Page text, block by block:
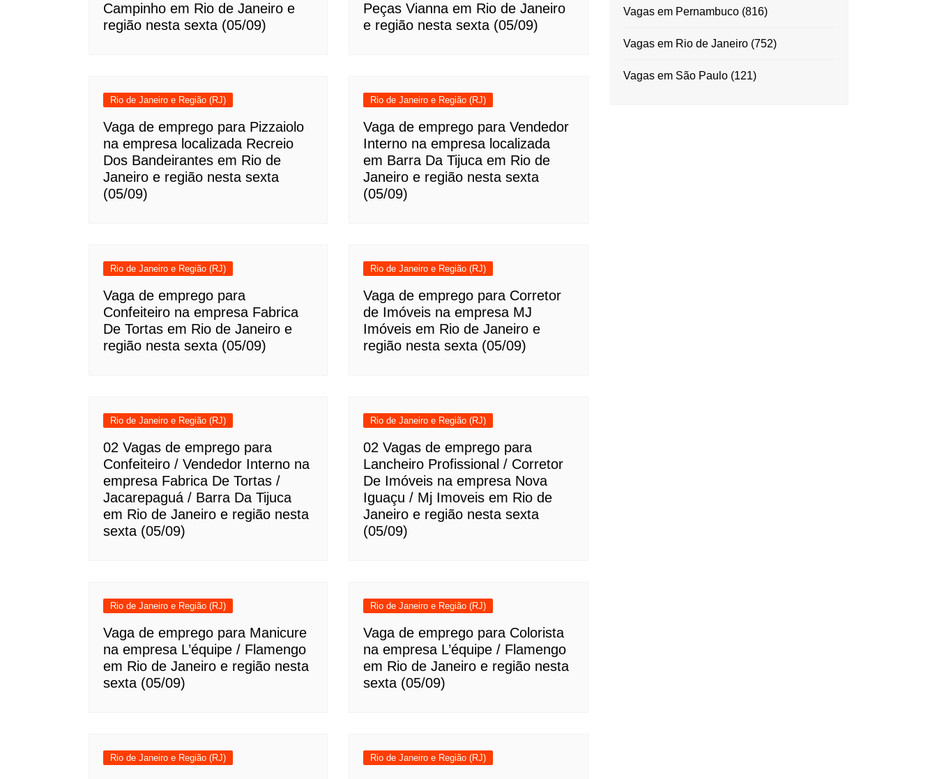
Campinho em Rio de Janeiro e
região nesta sexta (05/09)
Peças Vianna em Rio de Janeiro
e região nesta sexta (05/09)
Rio de Janeiro e Região (RJ)
Vaga de emprego para Pizzaiolo
na empresa localizada Recreio
Dos Bandeirantes em Rio de
Janeiro e região nesta sexta
(05/09)
Rio de Janeiro e Região (RJ)
Vaga de emprego para Vendedor
Interno na empresa localizada
em Barra Da Tijuca em Rio de
Janeiro e região nesta sexta
(05/09)
Rio de Janeiro e Região (RJ)
Vaga de emprego para
Confeiteiro na empresa Fabrica
De Tortas em Rio de Janeiro e
região nesta sexta (05/09)
Rio de Janeiro e Região (RJ)
Vaga de emprego para Corretor
de Imóveis na empresa MJ
Imóveis em Rio de Janeiro e
região nesta sexta (05/09)
Rio de Janeiro e Região (RJ)
02 Vagas de emprego para
Confeiteiro / Vendedor Interno na
empresa Fabrica De Tortas /
Jacarepaguá / Barra Da Tijuca
em Rio de Janeiro e região nesta
sexta (05/09)
Rio de Janeiro e Região (RJ)
02 Vagas de emprego para
Lancheiro Profissional / Corretor
De Imóveis na empresa Nova
Iguaçu / Mj Imoveis em Rio de
Janeiro e região nesta sexta
(05/09)
Rio de Janeiro e Região (RJ)
Vaga de emprego para Manicure
na empresa L’équipe / Flamengo
em Rio de Janeiro e região nesta
sexta (05/09)
Rio de Janeiro e Região (RJ)
Vaga de emprego para Colorista
na empresa L’équipe / Flamengo
em Rio de Janeiro e região nesta
sexta (05/09)
Rio de Janeiro e Região (RJ) Rio de Janeiro e Região (RJ)
Vagas em Pernambuco(816)
Vagas em Rio de Janeiro(752)
Vagas em São Paulo(121)